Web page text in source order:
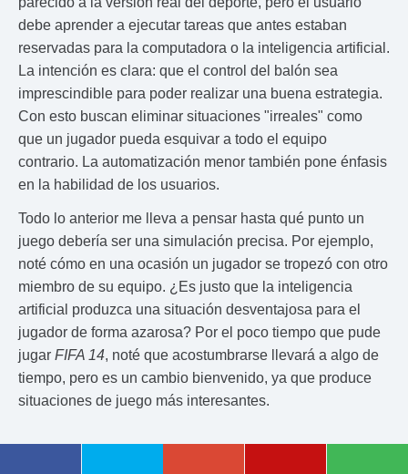
debe aprender a ejecutar tareas que antes estaban
reservadas para la computadora o la inteligencia artificial.
La intención es clara: que el control del balón sea
imprescindible para poder realizar una buena estrategia.
Con esto buscan eliminar situaciones "irreales" como
que un jugador pueda esquivar a todo el equipo
contrario. La automatización menor también pone énfasis
en la habilidad de los usuarios.
Todo lo anterior me lleva a pensar hasta qué punto un
juego debería ser una simulación precisa. Por ejemplo,
noté cómo en una ocasión un jugador se tropezó con otro
miembro de su equipo. ¿Es justo que la inteligencia
artificial produzca una situación desventajosa para el
jugador de forma azarosa? Por el poco tiempo que pude
jugar FIFA 14, noté que acostumbrarse llevará a algo de
tiempo, pero es un cambio bienvenido, ya que produce
situaciones de juego más interesantes.